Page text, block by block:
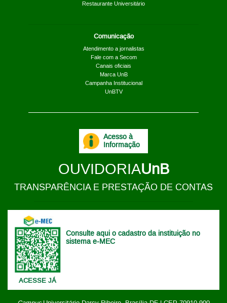
Restaurante Universitário
Comunicação
Atendimento a jornalistas
Fale com a Secom
Canais oficiais
Marca UnB
Campanha Institucional
UnBTV
ACESSE JÁ
Consulte aqui o cadastro da instituição no
sistema e-MEC
Acesso à
Informação
OUVIDORIAUnB
TRANSPARÊNCIA E PRESTAÇÃO DE CONTAS